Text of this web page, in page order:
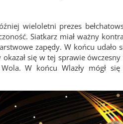
wieloletni prezes
Siatkarz miał ważny
zapędy. W końcu
się w tej sprawie
W końcu Wlazły mógł